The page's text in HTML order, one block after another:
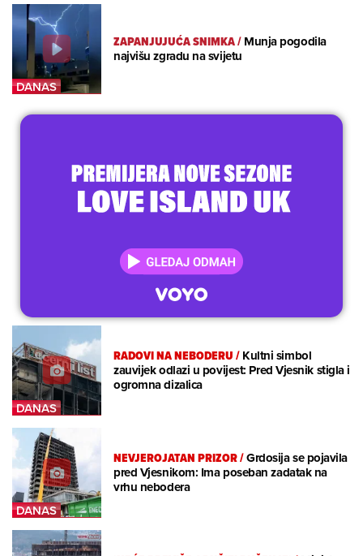
ZAPANJUJUĆA SNIMKA/Munja pogodila
najvišu zgradu na svijetu
RADOVI NA NEBODERU/Kultni simbol
zauvijek odlazi u povijest: Pred Vjesnik stigla i
ogromna dizalica
NEVJEROJATAN PRIZOR/Grdosija se pojavila
pred Vjesnikom: Ima poseban zadatak na
vrhu nebodera